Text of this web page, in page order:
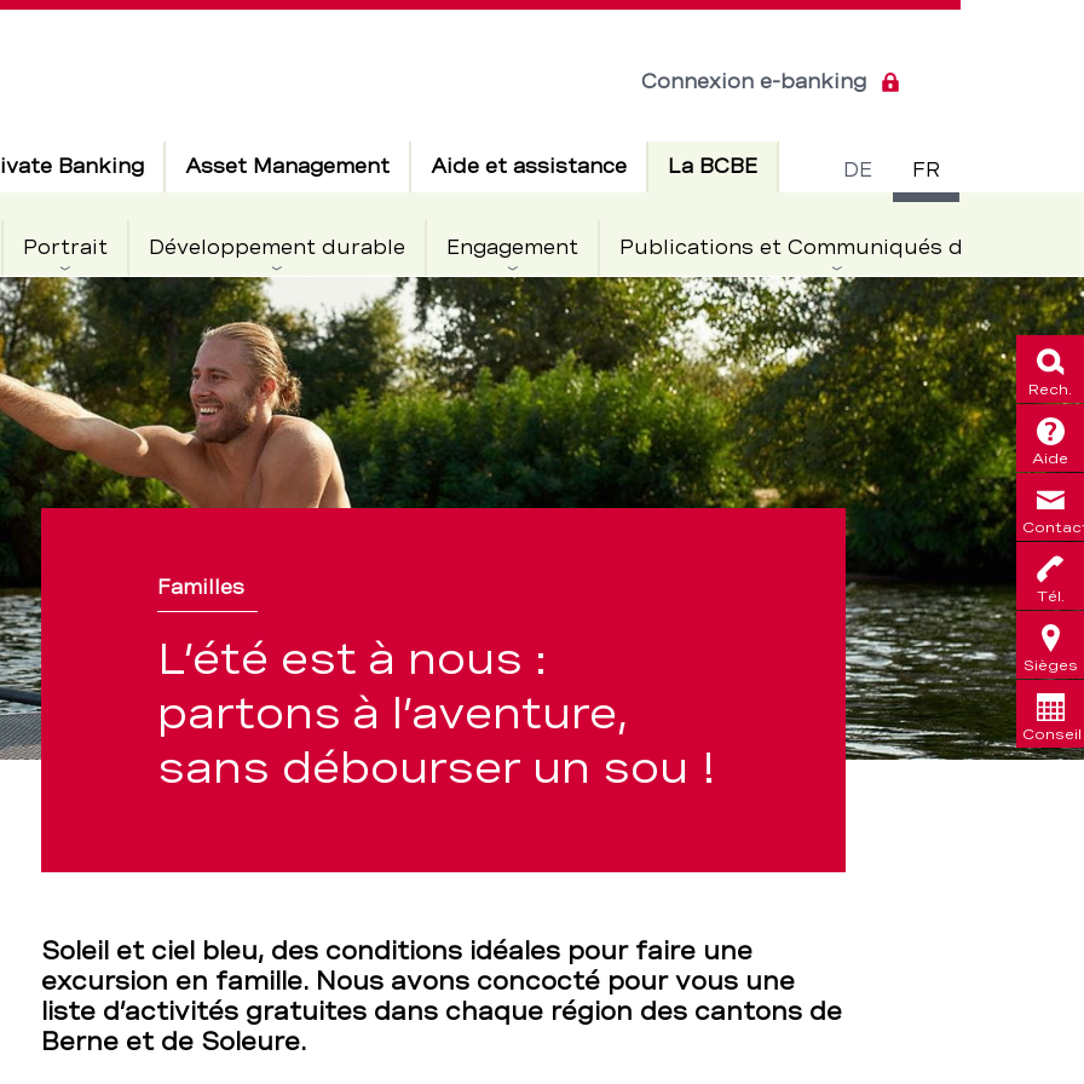
de
langue
DE FR
Connexion e-banking
Banking Asset Management Aide et assistance La BCBEActif
Portrait Développement durable Engagement Publications et Communiqués de presse
Rech.
Aide
Tél.
Sièges
Conseil
Familles
L’été est à nous :
partons à l’aventure,
sans débourser un sou !
Soleil et ciel bleu, des conditions idéales pour faire une
excursion en famille. Nous avons concocté pour vous une
liste d’activités gratuites dans chaque région des cantons de
Berne et de Soleure.